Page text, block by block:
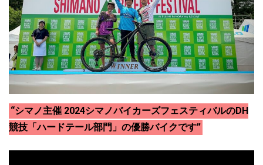
“シマノ主催 2024シマノバイカーズフェスティバルのDH
競技「ハードテール部門」の優勝バイクです”